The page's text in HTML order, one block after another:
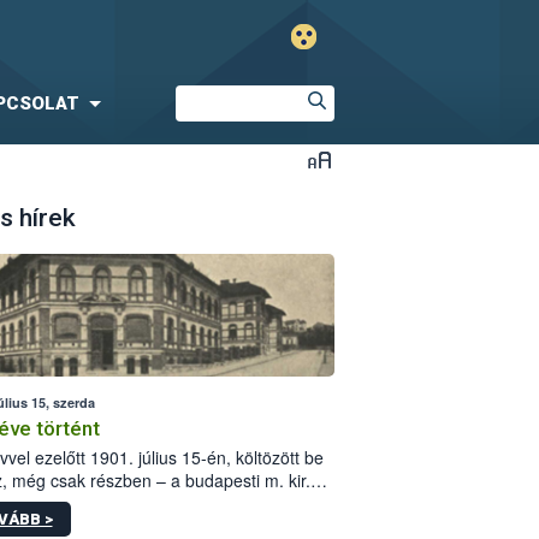
hírek
15, szerda
történt
ezelőtt 1901. július 15-én, költözött be
még csak részben – a budapesti m. kir.
állomás a Kis Rókus utca
alatti, Czigler Győző által tervezett új
>